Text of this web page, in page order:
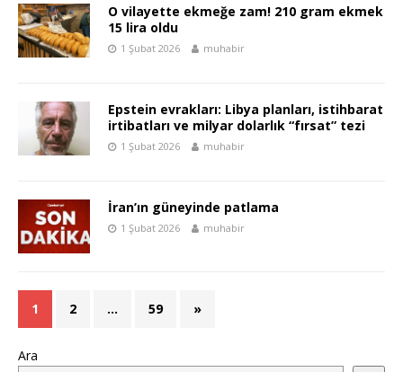
O vilayette ekmeğe zam! 210 gram ekmek
15 lira oldu
1 Şubat 2026 muhabir
Epstein evrakları: Libya planları, istihbarat
irtibatları ve milyar dolarlık “fırsat” tezi
1 Şubat 2026 muhabir
İran’ın güneyinde patlama
1 Şubat 2026 muhabir
1 2 … 59 »
Ara